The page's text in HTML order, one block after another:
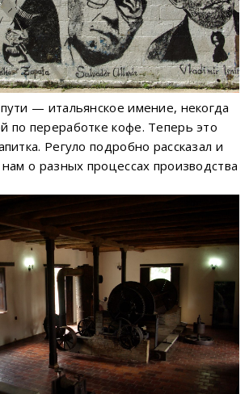
— итальянское имение, некогда
по переработке кофе. Теперь это
Регуло подробно рассказал и
о разных процессах производства